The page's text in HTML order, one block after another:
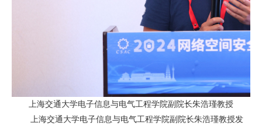
上海交通大学电子信息与电气工程学院副院长朱浩瑾教授
上海交通大学电子信息与电气工程学院副院长朱浩瑾教授发